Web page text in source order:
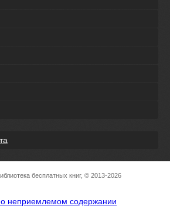
бесплатных книг, © 2013-2026
неприемлемом содержании